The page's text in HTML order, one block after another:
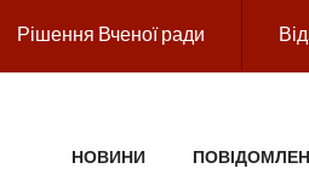
Рішення Вченої ради
НОВИНИ